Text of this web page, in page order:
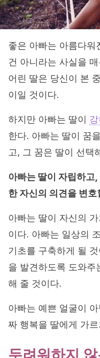
좋은 아빠는 아름다워
건 아니라는 사실을
어린 딸은 당신이 본
이일 것이다.
하지만 아빠는 딸이
한다. 아빠는 딸이 꿈
고, 그 꿈은 딸이 선택
아빠는 딸이 자립하고
한 자신의 의견을 변
아빠는 딸이 자신의
이다. 아빠는 일상의
기초를 구축하게 될
을 발견하도록 도와주
해 줄 것이다.
아빠는 예쁜 얼굴이
짜 행복을 딸에게 가
두려워하지